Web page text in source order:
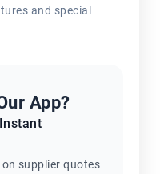
and special
App?
supplier quotes